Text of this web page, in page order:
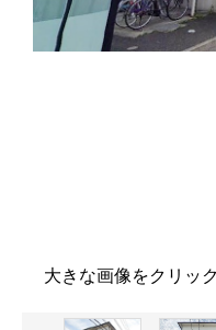
大きな画像をクリッ